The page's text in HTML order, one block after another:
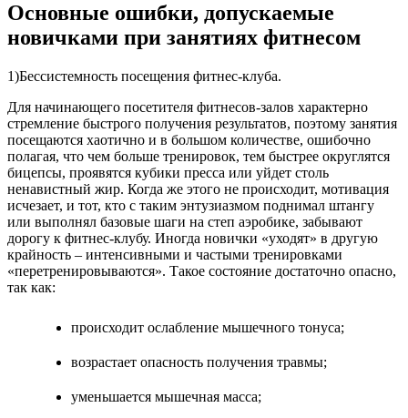
Основные ошибки, допускаемые
новичками при занятиях фитнесом
1)Бессистемность посещения фитнес-клуба.
Для начинающего посетителя фитнесов-залов характерно
стремление быстрого получения результатов, поэтому занятия
посещаются хаотично и в большом количестве, ошибочно
полагая, что чем больше тренировок, тем быстрее округлятся
бицепсы, проявятся кубики пресса или уйдет столь
ненавистный жир. Когда же этого не происходит, мотивация
исчезает, и тот, кто с таким энтузиазмом поднимал штангу
или выполнял базовые шаги на степ аэробике, забывают
дорогу к фитнес-клубу. Иногда новички «уходят» в другую
крайность – интенсивными и частыми тренировками
«перетренировываются». Такое состояние достаточно опасно,
так как:
происходит ослабление мышечного тонуса;
возрастает опасность получения травмы;
уменьшается мышечная масса;